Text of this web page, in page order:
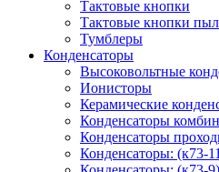
Тактовые кнопки
Тактовые кнопки
Тумблеры
Конденсаторы
Высоковольтные
Ионисторы
Керамические
Конденсаторы
Конденсаторы
Конденсаторы: (к73-